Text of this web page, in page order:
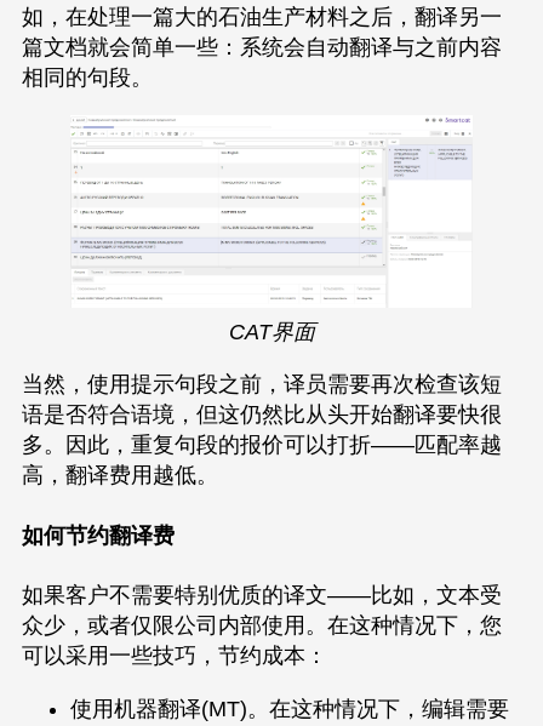
如，在处理一篇大的石油生产材料之后，翻译另一
篇文档就会简单一些：系统会自动翻译与之前内容
相同的句段。
CAT界面
当然，使用提示句段之前，译员需要再次检查该短
语是否符合语境，但这仍然比从头开始翻译要快很
多。因此，重复句段的报价可以打折——匹配率越
高，翻译费用越低。
如何节约翻译费
如果客户不需要特别优质的译文——比如，文本受
众少，或者仅限公司内部使用。在这种情况下，您
可以采用一些技巧，节约成本：
使用机器翻译(MT)。在这种情况下，编辑需要